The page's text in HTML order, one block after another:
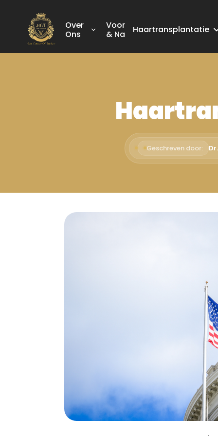
Over
Ons
Voor
& Na
Haartransplantatie
Geschreven door: